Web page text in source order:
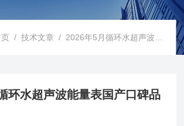
/技术文章 / 2026年5月循环水超声波能量表国产口碑品牌推荐​
环水超声波能量表国产口碑品